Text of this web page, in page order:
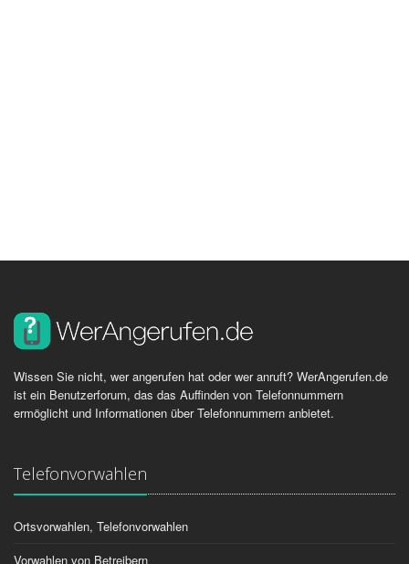
Wissen Sie nicht, wer angerufen hat oder wer anruft? WerAngerufen.de
ist ein Benutzerforum, das das Auffinden von Telefonnummern
ermöglicht und Informationen über Telefonnummern anbietet.
Telefonvorwahlen
Ortsvorwahlen, Telefonvorwahlen
Vorwahlen von Betreibern